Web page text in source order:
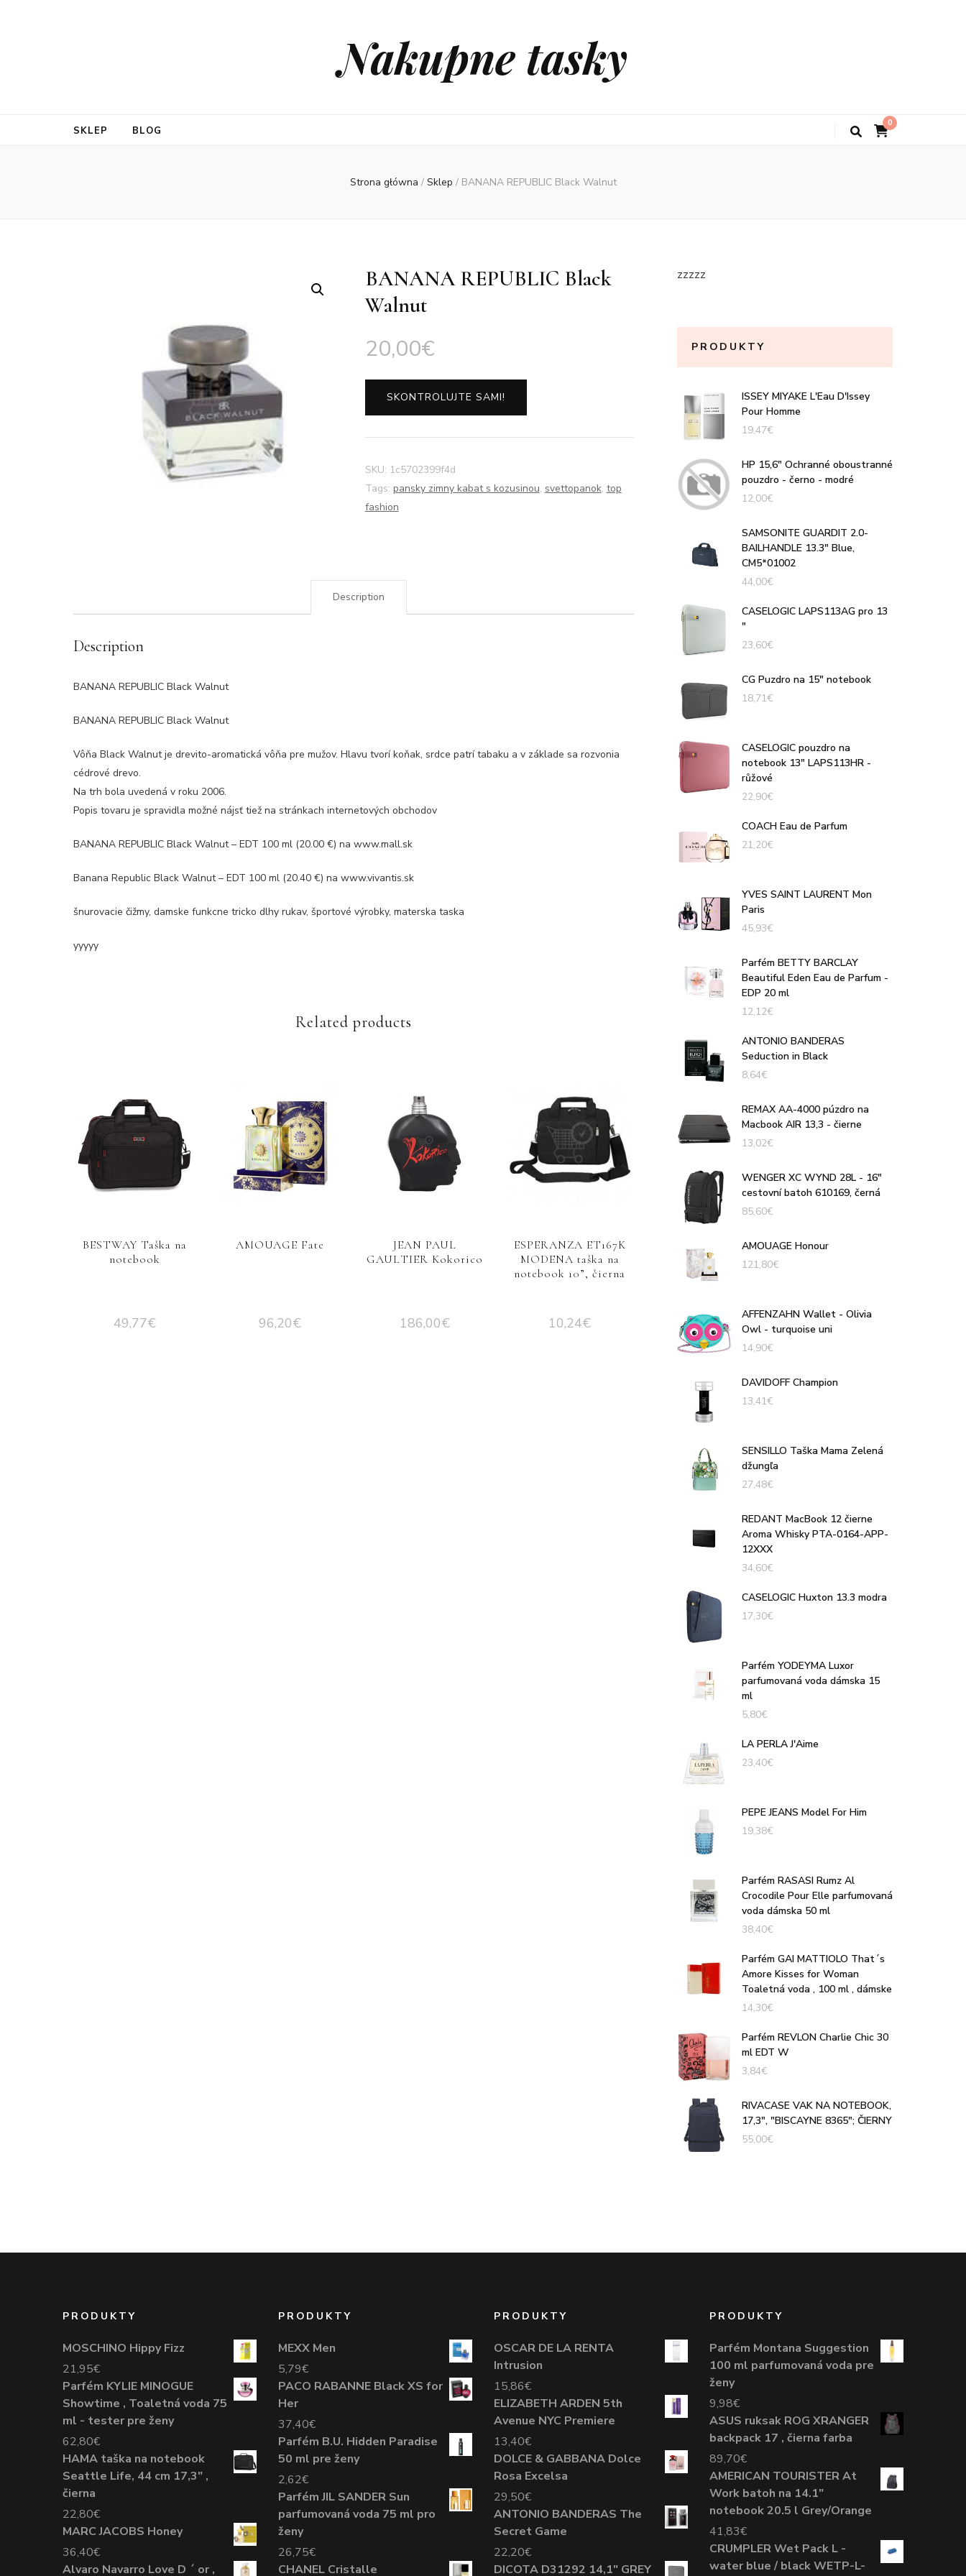
Nakupne tasky
SKLEP BLOG
0
Strona główna / Sklep / BANANA REPUBLIC Black Walnut
BANANA REPUBLIC Black
Walnut
20,00€
SKONTROLUJTE SAMI!
SKU: 1c5702399f4d
Tags: pansky zimny kabat s kozusinou, svettopanok, top
fashion
Description
Description
BANANA REPUBLIC Black Walnut
BANANA REPUBLIC Black Walnut
Vôňa Black Walnut je drevito-aromatická vôňa pre mužov. Hlavu tvorí koňak, srdce patrí tabaku a v základe sa rozvonia
cédrové drevo.
Na trh bola uvedená v roku 2006.
Popis tovaru je spravidla možné nájsť tiež na stránkach internetových obchodov
BANANA REPUBLIC Black Walnut – EDT 100 ml (20.00 €) na www.mall.sk
Banana Republic Black Walnut – EDT 100 ml (20.40 €) na www.vivantis.sk
šnurovacie čižmy, damske funkcne tricko dlhy rukav, športové výrobky, materska taska
yyyyy
Related products
BESTWAY Taška na
notebook
49,77€
AMOUAGE Fate
96,20€
JEAN PAUL
GAULTIER Kokorico
186,00€
ESPERANZA ET167K
MODENA taška na
notebook 10”, čierna
10,24€
zzzzz
PRODUKTY
ISSEY MIYAKE L'Eau D'Issey
Pour Homme
19,47€
HP 15,6" Ochranné oboustranné
pouzdro - černo - modré
12,00€
SAMSONITE GUARDIT 2.0-
BAILHANDLE 13.3" Blue,
CM5*01002
44,00€
CASELOGIC LAPS113AG pro 13
"
23,60€
CG Puzdro na 15" notebook
18,71€
CASELOGIC pouzdro na
notebook 13" LAPS113HR -
růžové
22,90€
COACH Eau de Parfum
21,20€
YVES SAINT LAURENT Mon
Paris
45,93€
Parfém BETTY BARCLAY
Beautiful Eden Eau de Parfum -
EDP 20 ml
12,12€
ANTONIO BANDERAS
Seduction in Black
8,64€
REMAX AA-4000 púzdro na
Macbook AIR 13,3 - čierne
13,02€
WENGER XC WYND 28L - 16″
cestovní batoh 610169, černá
85,60€
AMOUAGE Honour
121,80€
AFFENZAHN Wallet - Olivia
Owl - turquoise uni
14,90€
DAVIDOFF Champion
13,41€
SENSILLO Taška Mama Zelená
džungľa
27,48€
REDANT MacBook 12 čierne
Aroma Whisky PTA-0164-APP-
12XXX
34,60€
CASELOGIC Huxton 13.3 modra
17,30€
Parfém YODEYMA Luxor
parfumovaná voda dámska 15
ml
5,80€
LA PERLA J'Aime
23,40€
PEPE JEANS Model For Him
19,38€
Parfém RASASI Rumz Al
Crocodile Pour Elle parfumovaná
voda dámska 50 ml
38,40€
Parfém GAI MATTIOLO That´s
Amore Kisses for Woman
Toaletná voda , 100 ml , dámske
14,30€
Parfém REVLON Charlie Chic 30
ml EDT W
3,84€
RIVACASE VAK NA NOTEBOOK,
17,3", "BISCAYNE 8365"; ČIERNY
55,00€
PRODUKTY
MOSCHINO Hippy Fizz
21,95€
Parfém KYLIE MINOGUE
Showtime , Toaletná voda 75
ml - tester pre ženy
62,80€
HAMA taška na notebook
Seattle Life, 44 cm 17,3" ,
čierna
22,80€
MARC JACOBS Honey
36,40€
Alvaro Navarro Love D ´ or ,
PRODUKTY
MEXX Men
5,79€
PACO RABANNE Black XS for
Her
37,40€
Parfém B.U. Hidden Paradise
50 ml pre ženy
2,62€
Parfém JIL SANDER Sun
parfumovaná voda 75 ml pro
ženy
26,75€
CHANEL Cristalle
PRODUKTY
OSCAR DE LA RENTA
Intrusion
15,86€
ELIZABETH ARDEN 5th
Avenue NYC Premiere
13,40€
DOLCE & GABBANA Dolce
Rosa Excelsa
29,50€
ANTONIO BANDERAS The
Secret Game
22,20€
DICOTA D31292 14,1" GREY
PRODUKTY
Parfém Montana Suggestion
100 ml parfumovaná voda pre
ženy
9,98€
ASUS ruksak ROG XRANGER
backpack 17 , čierna farba
89,70€
AMERICAN TOURISTER At
Work batoh na 14.1"
notebook 20.5 l Grey/Orange
41,83€
CRUMPLER Wet Pack L -
water blue / black WETP-L-